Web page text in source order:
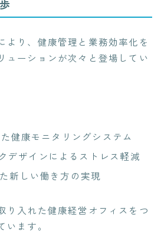
より、健康管理と業務効率化を
ューションが次々と登場してい
健康モニタリングシステム
デザインによるストレス軽減
新しい働き方の実現
り入れた健康経営オフィスをつ
います。